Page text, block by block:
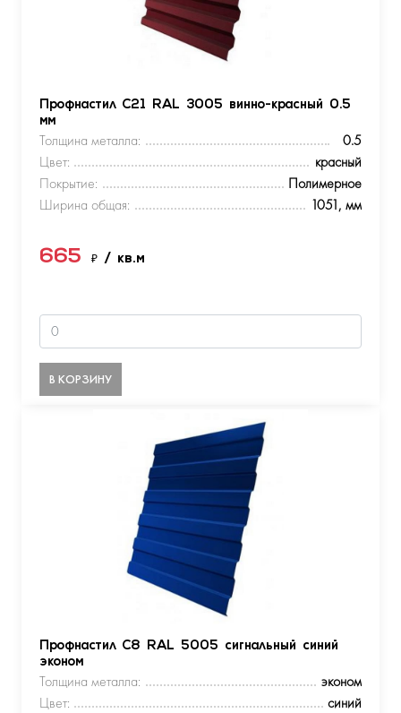
Профнастил С21 RAL 3005 винно-красный 0.5
мм
Толщина металла:
0.5
Цвет:
красный
Покрытие:
Полимерное
Ширина общая:
1051, мм
665 ₽ / кв.м
В КОРЗИНУ
Профнастил С8 RAL 5005 сигнальный синий
эконом
Толщина металла:
эконом
Цвет:
синий